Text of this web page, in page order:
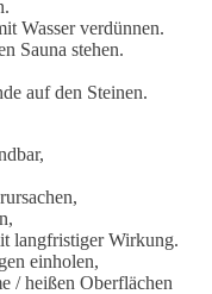
Wasser verdünnen.
Sauna stehen.
auf den Steinen.
langfristiger Wirkung.
einholen,
/ heißen Oberflächen